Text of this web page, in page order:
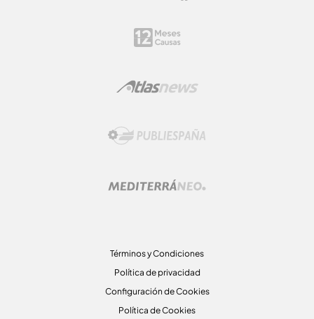
Términos y Condiciones
Política de privacidad
Configuración de Cookies
Política de Cookies